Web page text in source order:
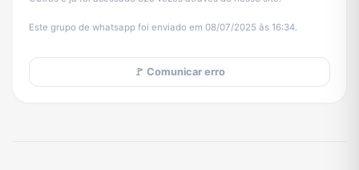
Este grupo de whatsapp foi enviado em 08/07/2025 às 16:34.
🚩 Comunicar erro